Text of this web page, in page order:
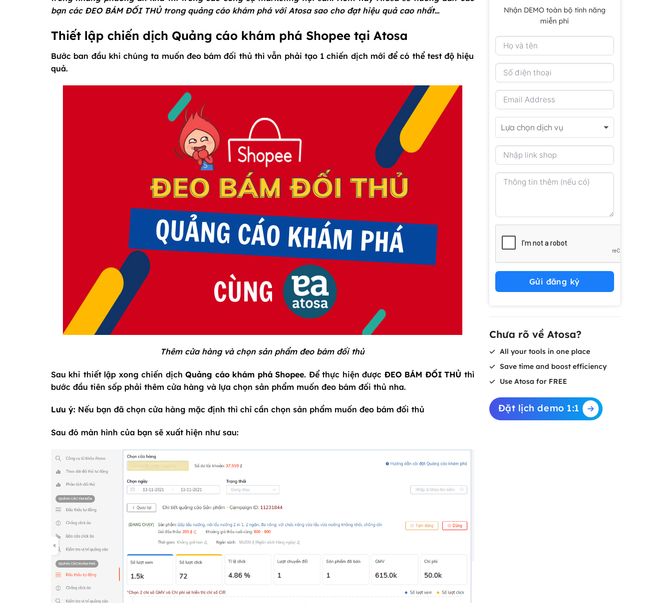
bạn các ĐEO BÁM ĐỐI THỦ trong quảng cáo khám phá với Atosa sao cho đạt hiệu quả cao nhất…
Thiết lập chiến dịch Quảng cáo khám phá Shopee tại Atosa
Bước ban đầu khi chúng ta muốn đeo bám đối thủ thì vẫn phải tạo 1 chiến dịch mới để có thể test độ hiệu
quả.
Thêm cửa hàng và chọn sản phẩm đeo bám đối thủ
Sau khi thiết lập xong chiến dịchQuảng cáo khám phá Shopee. Để thực hiện được ĐEO BÁM ĐỐI THỦ thì
bước đầu tiên sốp phải thêm cửa hàng và lựa chọn sản phẩm muốn đeo bám đối thủ nha.
Lưu ý: Nếu bạn đã chọn cửa hàng mặc định thì chỉ cần chọn sản phẩm muốn đeo bám đối thủ
Sau đó màn hình của bạn sẽ xuất hiện như sau:
Nhận DEMO toàn bộ tính năng
miễn phí
Gửi đăng ký
Chưa rõ về Atosa?
All your tools in one place
Save time and boost efficiency
Use Atosa for FREE
Đặt lịch demo 1:1